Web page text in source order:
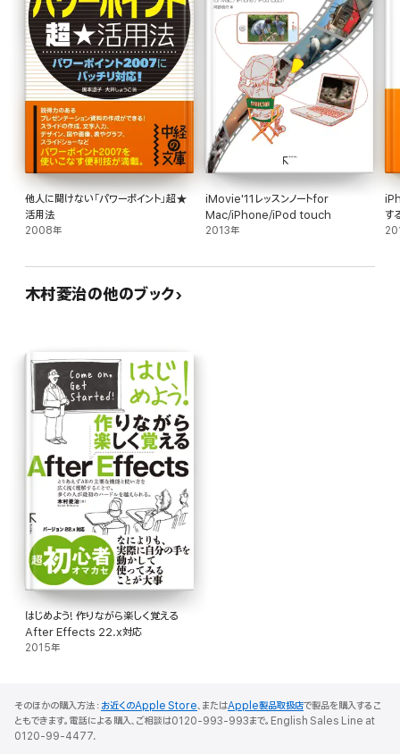
他人に聞けない「パワーポイント」超★
活用法
2008年
iMovie'11レッスンノートfor
Mac/iPhone/iPod touch
2013年
す
木村菱治の他のブック
はじめよう! 作りながら楽しく覚える
After Effects 22.x対応
2015年
そのほかの購入方法： お近くのApple Store、またはApple製品取扱店で製品を購入するこ
ともできます。電話による購入、ご相談は0120-993-993まで。English Sales Line at
0120-99-4477.